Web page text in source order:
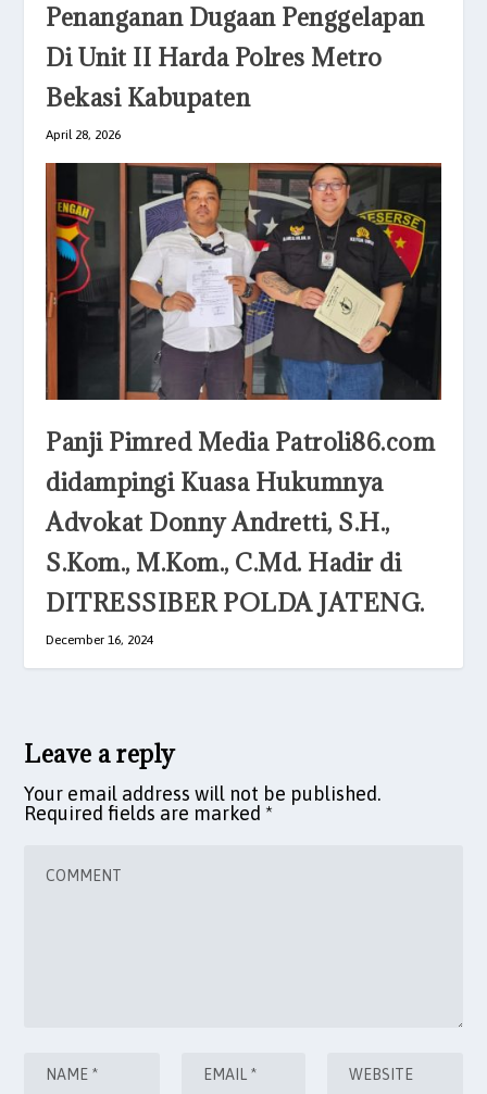
Penanganan Dugaan Penggelapan
Di Unit II Harda Polres Metro
Bekasi Kabupaten
April 28, 2026
Panji Pimred Media Patroli86.com
didampingi Kuasa Hukumnya
Advokat Donny Andretti, S.H.,
S.Kom., M.Kom., C.Md. Hadir di
DITRESSIBER POLDA JATENG.
December 16, 2024
Leave a reply
Your email address will not be published.
Required fields are marked *